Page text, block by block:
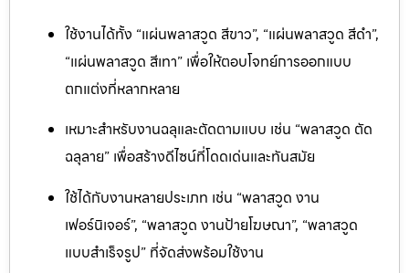
ใช้งานได้ทั้ง “แผ่นพลาสวูด สีขาว”, “แผ่นพลาสวูด สีดำ”,
“แผ่นพลาสวูด สีเทา” เพื่อให้ตอบโจทย์การออกแบบ
ตกแต่งที่หลากหลาย
เหมาะสำหรับงานฉลุและตัดตามแบบ เช่น “พลาสวูด ตัด
ฉลุลาย” เพื่อสร้างดีไซน์ที่โดดเด่นและทันสมัย
ใช้ได้กับงานหลายประเภท เช่น “พลาสวูด งาน
เฟอร์นิเจอร์”, “พลาสวูด งานป้ายโฆษณา”, “พลาสวูด
แบบสำเร็จรูป” ที่จัดส่งพร้อมใช้งาน